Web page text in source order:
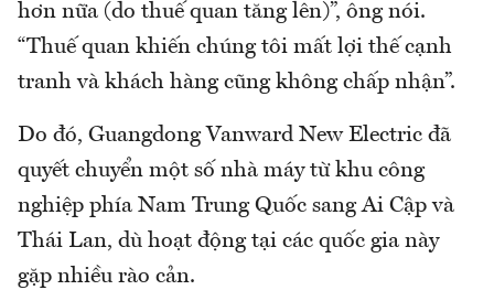
hơn nữa (do thuế quan tăng lên)”, ông nói.
“Thuế quan khiến chúng tôi mất lợi thế cạnh
tranh và khách hàng cũng không chấp nhận”.
Do đó, Guangdong Vanward New Electric đã
quyết chuyển một số nhà máy từ khu công
nghiệp phía Nam Trung Quốc sang Ai Cập và
Thái Lan, dù hoạt động tại các quốc gia này
gặp nhiều rào cản.